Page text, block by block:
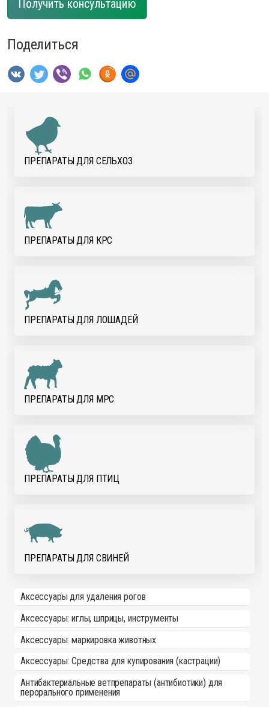
Получить консультацию
Поделиться
ПРЕПАРАТЫ ДЛЯ CЕЛЬХОЗ
ПРЕПАРАТЫ ДЛЯ КРС
ПРЕПАРАТЫ ДЛЯ ЛОШАДЕЙ
ПРЕПАРАТЫ ДЛЯ МРС
ПРЕПАРАТЫ ДЛЯ ПТИЦ
ПРЕПАРАТЫ ДЛЯ СВИНЕЙ
Аксессуары для удаления рогов
Аксессуары: иглы, шприцы, инструменты
Аксессуары: маркировка животных
Аксессуары: Средства для купирования (кастрации)
Антибактериальные ветпрепараты (антибиотики) для
перорального применения